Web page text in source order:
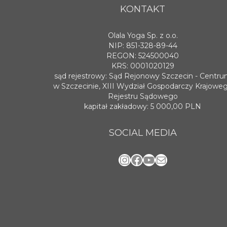
KONTAKT
Olala Yoga Sp. z o.o.
NIP: 851-328-89-44
REGON: 524500040
KRS: 0001020129
sąd rejestrowy: Sąd Rejonowy Szczecin -
w Szczecinie, XIII Wydział Gospodarczy
Rejestru Sądowego
kapitał zakładowy: 5 000,00 PLN
SOCIAL MEDIA
Instagram
Facebook
YouTube
Mail